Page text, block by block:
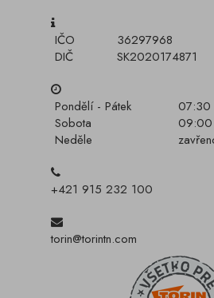
IČO
36297968
DIČ
SK2020174871
Pondělí - Pátek
07:30
Sobota
Neděle
+421 915 232 100
torin@torintn.com